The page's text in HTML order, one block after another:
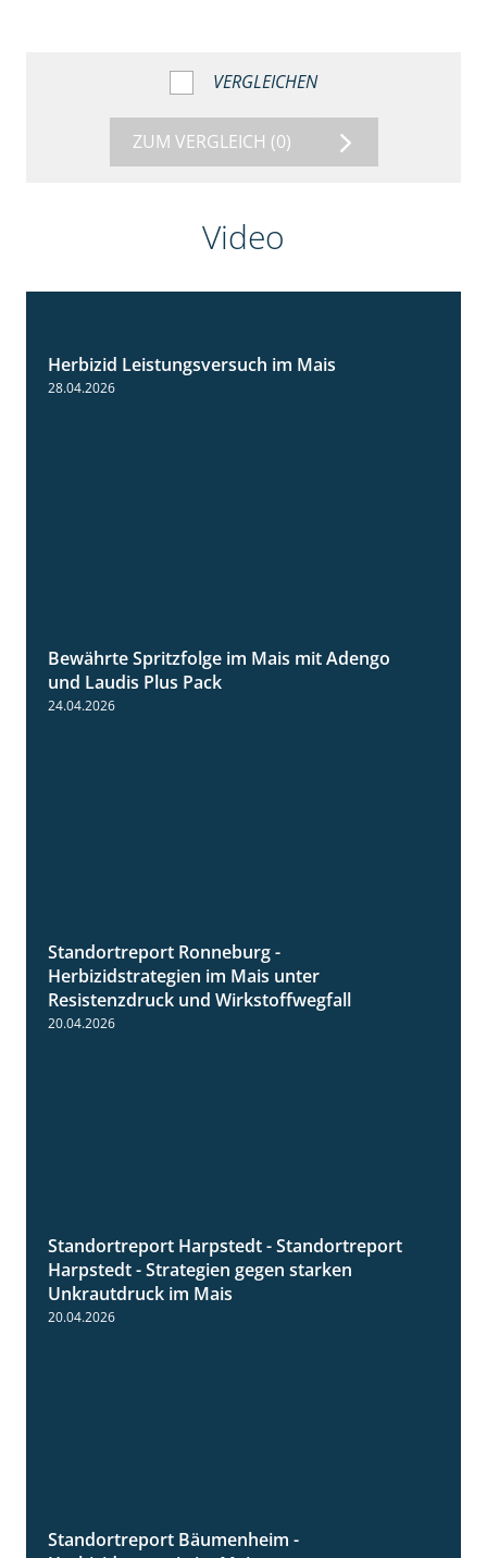
VERGLEICHEN
ZUM VERGLEICH (0)
Video
Herbizid Leistungsversuch im Mais
28.04.2026
1:22
Bewährte Spritzfolge im Mais mit Adengo
und Laudis Plus Pack
24.04.2026
Standortreport Ronneburg -
Herbizidstrategien im Mais unter
Resistenzdruck und Wirkstoffwegfall
20.04.2026
9:11
Standortreport Harpstedt - Standortreport
Harpstedt - Strategien gegen starken
Unkrautdruck im Mais
20.04.2026
Standortreport Bäumenheim -